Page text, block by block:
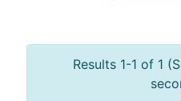
Results 1-1 of 1